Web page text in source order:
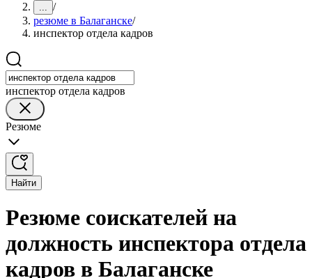
... /
резюме в Балаганске/
инспектор отдела кадров
инспектор отдела кадров
Резюме
Найти
Резюме соискателей на
должность инспектора отдела
кадров в Балаганске